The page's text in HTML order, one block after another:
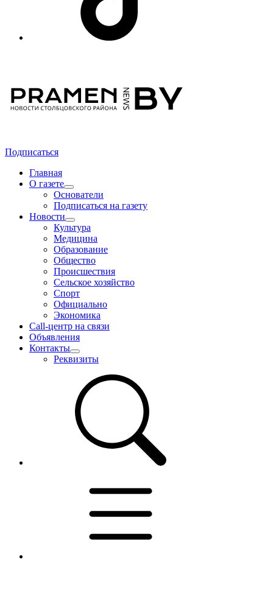
Подписаться
Главная
О газете
Основатели
Подписаться на газету
Новости
Культура
Медицина
Образование
Общество
Происшествия
Сельское хозяйство
Спорт
Официально
Экономика
Call-центр на связи
Объявления
Контакты
Реквизиты